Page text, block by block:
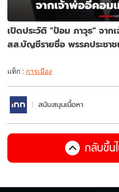
เปิดประวัติ "ป้อม ภาวุธ" จาก
สส.บัญชีรายชื่อ พรรคประชา
แท็ก : การเมือง
สนับสนุนเนื้อหา
กลับขึ้น